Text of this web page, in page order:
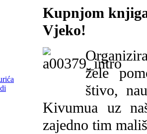
Kupnjom
Vjeko!
žele
štivo,
Kivumua uz
zajedno tim